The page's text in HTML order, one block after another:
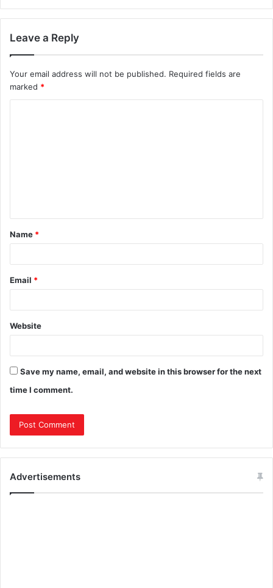
Leave a Reply
Your email address will not be published. Required fields are
marked *
Name *
Email *
Website
Save my name, email, and website in this browser for the next
time I comment.
Advertisements